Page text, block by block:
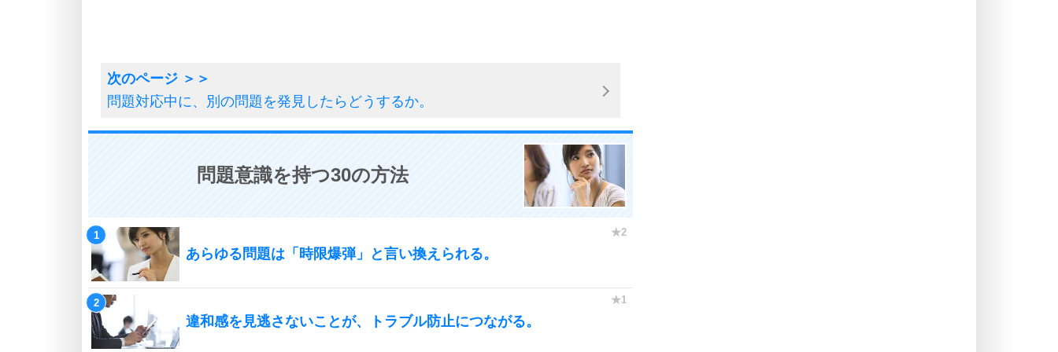
問題対応中に、別の問題を発見したらどうするか。
問題意識を持つ30の方法
あらゆる問題は「時限爆弾」と言い換えられる。
違和感を見逃さないことが、トラブル防止につながる。